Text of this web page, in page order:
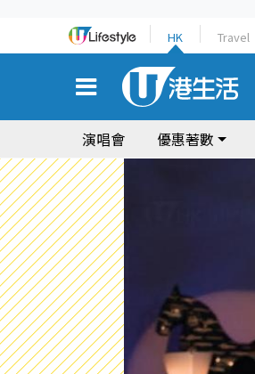
HK Travel
演唱會 優惠著數